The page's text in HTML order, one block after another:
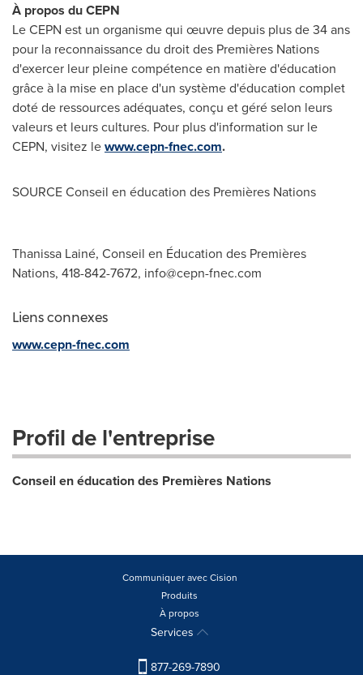
À propos du CEPN
Le CEPN est un organisme qui œuvre depuis plus de 34 ans
pour la reconnaissance du droit des Premières Nations
d'exercer leur pleine compétence en matière d'éducation
grâce à la mise en place d'un système d'éducation complet
doté de ressources adéquates, conçu et géré selon leurs
valeurs et leurs cultures. Pour plus d'information sur le
CEPN, visitez lewww.cepn-fnec.com.
SOURCE Conseil en éducation des Premières Nations
Thanissa Lainé, Conseil en Éducation des Premières
Nations, 418-842-7672, info@cepn-fnec.com
Liens connexes
www.cepn-fnec.com
Profil de l'entreprise
Conseil en éducation des Premières Nations
Communiquer avec Cision
Produits
À propos
Services
877-269-7890